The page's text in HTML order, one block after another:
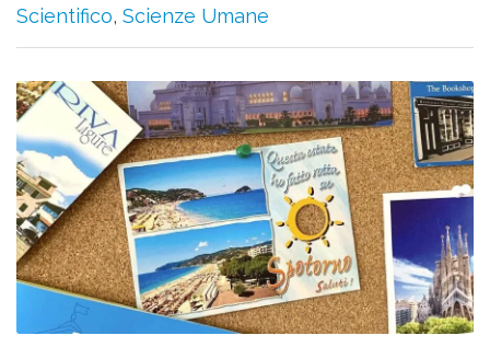
Scientifico, Scienze Umane